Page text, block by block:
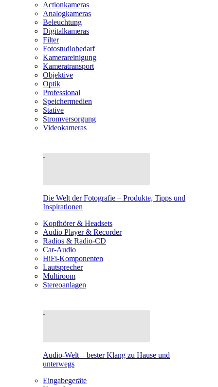
Actionkameras
Analogkameras
Beleuchtung
Digitalkameras
Filter
Fotostudiobedarf
Kamerareinigung
Kameratransport
Objektive
Optik
Professional
Speichermedien
Stative
Stromversorgung
Videokameras
Die Welt der Fotografie – Produkte, Tipps und
Inspirationen
Kopfhörer & Headsets
Audio Player & Recorder
Radios & Radio-CD
Car-Audio
HiFi-Komponenten
Lautsprecher
Multiroom
Stereoanlagen
Audio-Welt – bester Klang zu Hause und
unterwegs
Eingabegeräte